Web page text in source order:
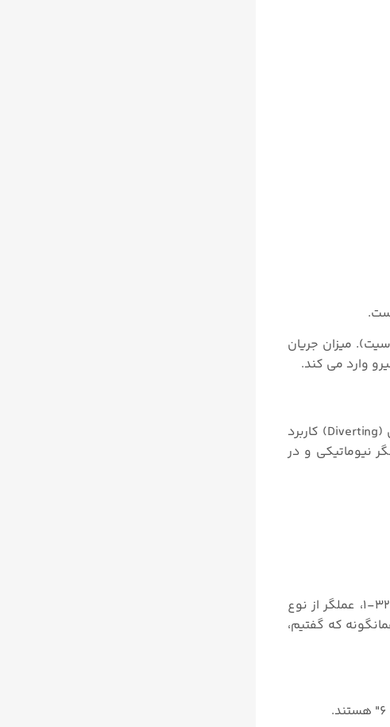
میزان جریان
شیرهای ۳۲۴۴ شرکت سامسون کنترل ولوهای سه راهه هستند که جهت ترکیب کردن جریان (Mixing) و یا انحراف جریان (Diverting) کاربرد
که از نوع شیرهای کنترلی کروی هستند. در مدل های ۳۲۴۴-۱ و ۳۲۴۴-۷ با عملگر نیوماتیکی و در
عملگر این کنترل ولوها از نوع نیوماتیکی، و الکتریکی و دستی (هندویل Handwheel) می تواند باشد. در مدل های ۳۲۴۴-۱، عملگر از نوع
می شود. و همانگونه که گفتیم،